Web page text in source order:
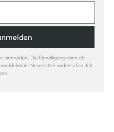
anmelden. Die Einwilligung kann ich
im Newsletter widerrufen. Ich